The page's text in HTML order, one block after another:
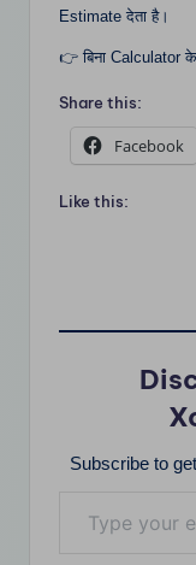
Estimate देता है।
👉 बिना Calculator
Share this:
Facebook
Like this:
Subscribe to